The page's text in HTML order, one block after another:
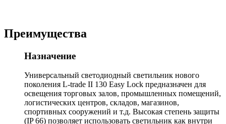
Преимущества
Назначение
Универсальный светодиодный светильник нового
поколения L-trade II 130 Easy Lock предназначен для
освещения торговых залов, промышленных помещений,
логистических центров, складов, магазинов,
спортивных сооружений и т.д. Высокая степень защиты
(IP 66) позволяет использовать светильник как внутри